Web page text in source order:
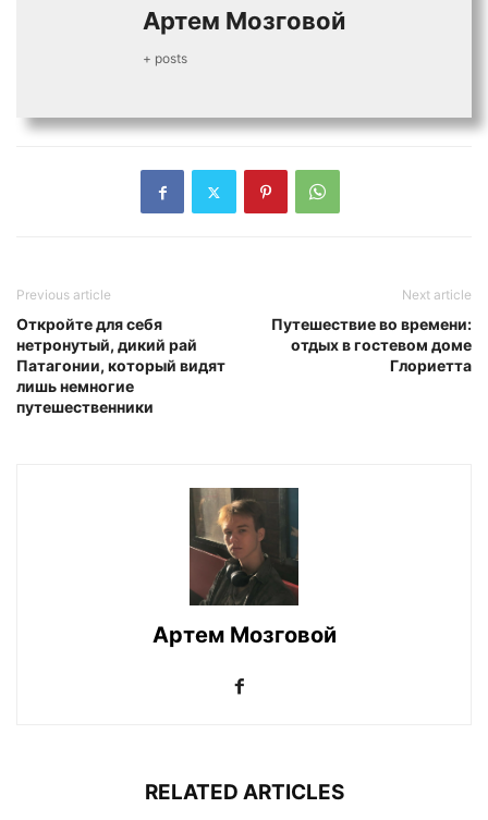
Артем Мозговой
+ posts
Previous article
Откройте для себя
нетронутый, дикий рай
Патагонии, который видят
лишь немногие
путешественники
Next article
Путешествие во времени:
отдых в гостевом доме
Глориетта
Артем Мозговой
RELATED ARTICLES